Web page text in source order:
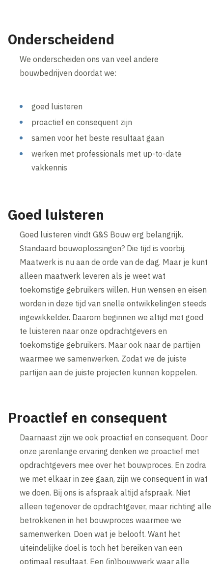
Onderscheidend
We onderscheiden ons van veel andere
bouwbedrijven doordat we:
goed luisteren
proactief en consequent zijn
samen voor het beste resultaat gaan
werken met professionals met up-to-date
vakkennis
Goed luisteren
Goed luisteren vindt G&S Bouw erg belangrijk.
Standaard bouwoplossingen? Die tijd is voorbij.
Maatwerk is nu aan de orde van de dag. Maar je kunt
alleen maatwerk leveren als je weet wat
toekomstige gebruikers willen. Hun wensen en eisen
worden in deze tijd van snelle ontwikkelingen steeds
ingewikkelder. Daarom beginnen we altijd met goed
te luisteren naar onze opdrachtgevers en
toekomstige gebruikers. Maar ook naar de partijen
waarmee we samenwerken. Zodat we de juiste
partijen aan de juiste projecten kunnen koppelen.
Proactief en consequent
Daarnaast zijn we ook proactief en consequent. Door
onze jarenlange ervaring denken we proactief met
opdrachtgevers mee over het bouwproces. En zodra
we met elkaar in zee gaan, zijn we consequent in wat
we doen. Bij ons is afspraak altijd afspraak. Niet
alleen tegenover de opdrachtgever, maar richting alle
betrokkenen in het bouwproces waarmee we
samenwerken. Doen wat je belooft. Want het
uiteindelijke doel is toch het bereiken van een
optimaal resultaat. Een (in)bouwwerk waar alle